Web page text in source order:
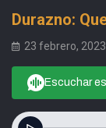
Durazno:
23 febrero, 2023
Escuchar